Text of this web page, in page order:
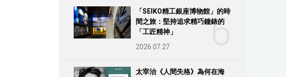
6
「SEIKO精工銀座博物館」的時
間之旅：堅持追求精巧鐘錶的
「工匠精神」
2026.07.27
太宰治《人間失格》為何在海